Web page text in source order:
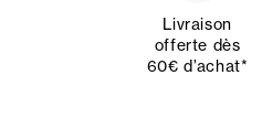
Livraison
offerte dès
60€ d’achat*